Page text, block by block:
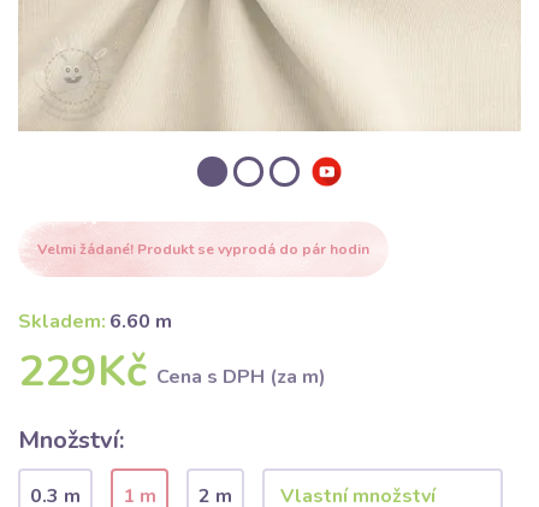
Velmi žádané! Produkt se vyprodá do pár hodin
Skladem: 6.60 m
229Kč Cena s DPH (za m)
Množství:
0.3 m 1 m
2 m